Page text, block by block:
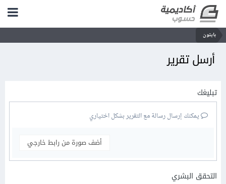
بايثون
أرسل تقرير
تبليغك
يمكنك إرسال رسالة مع التقرير بشكل اختياري
أضف صورة من رابط خارجي
التحقق البشري